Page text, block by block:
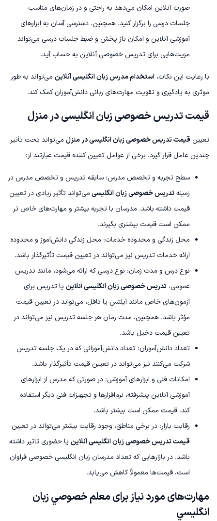
صورت آنلاین امکان می‌دهد به راحتی و در زمان‌های مناسب
جلسات درسی را برگزار کنید. همچنین، دسترسی آسان به ابزارهای
آموزشی آنلاین و امکان باز پخش و ضبط جلسات درسی می‌تواند
مزیت‌هایی برای تدریس خصوصی آنلاین به حساب آید.
با رعایت این نکات، استخدام مدرس زبان انگلیسی آنلاین می‌تواند به طور
موثری به یادگیری و تقویت مهارت‌های زبانی دانش‌آموزان کمک کند.
قیمت تدریس خصوصی زبان انگلیسی در منزل
تعیین قیمت تدریس خصوصی زبان انگلیسی در منزل می‌تواند تحت تأثیر
چندین عامل قرار گیرد. برخی از عوامل تعیین کننده قیمت عبارتند از:
سطح تجربه و تخصص مدرس: سابقه تدریس و تخصص مدرس در
زمینه تدریس خصوصی زبان انگلیسیمی‌تواند تأثیر زیادی در تعیین
قیمت داشته باشد. مدرسان با تجربه بیشتر و مهارت‌های خاص تر
ممکن است قیمت بیشتری بگیرند.
محل زندگی و محدوده خدمات: محل زندگی دانش‌آموز و محدوده
ارائه خدمات تدریس نیز می‌تواند در تعیین قیمت تأثیرگذار باشد.
نوع درس و مدت زمان: نوع درسی که ارائه می‌شود، مانند تدریس
عمومی، تدریس خصوصی زبان انگلیسی آنلاین یا تدریس برای
آزمون‌های خاص مانند آیلتس یا تافل، می‌تواند در تعیین قیمت
مؤثر باشد. همچنین، مدت زمان هر جلسه تدریس نیز می‌تواند در
تعیین قیمت دخیل باشد.
تعداد دانش‌آموزان: تعداد دانش‌آموزانی که در یک جلسه تدریس
شرکت می‌کنند نیز می‌تواند در تعیین قیمت تأثیرگذار باشد.
امکانات فنی و ابزارهای آموزشی: در صورتی که مدرس از ابزارهای
آموزشی آنلاین پیشرفته، نرم‌افزارها و تجهیزات فنی دیگر استفاده
کند، قیمت ممکن است بیشتر باشد.
رقابت بازار: در برخی مناطق، وجود رقابت بیشتر می‌تواند در تعیین
قیمت تدریس خصوصی زبان انگلیسی آنلاین یا حضوری تاثیر داشته
باشد. در بازارهایی که تعداد مدرسان زبان انگلیسی خصوصی فراوان
است، قیمت‌ها معمولاً کاهش می‌یابد.
مهارت‌های مورد نیاز برای معلم خصوصي زبان
انگليسي